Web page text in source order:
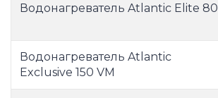
Водонагреватель Atlantic Elite 80
Водонагреватель Atlantic
Exclusive 150 VM